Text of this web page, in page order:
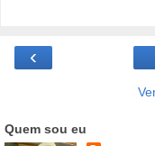
‹
Quem sou eu